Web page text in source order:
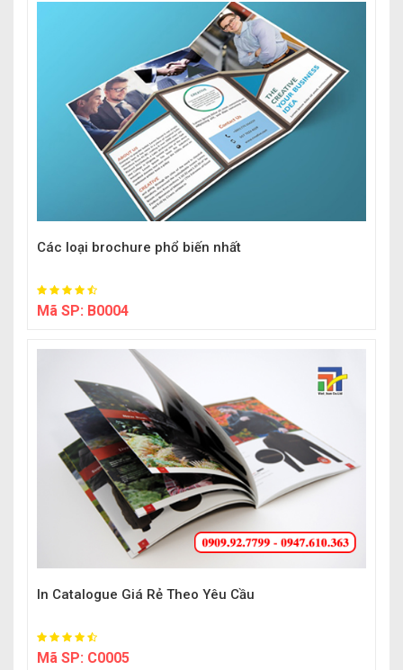
Các loại brochure phổ biến nhất
Mã SP: B0004
In Catalogue Giá Rẻ Theo Yêu Cầu
Mã SP: C0005